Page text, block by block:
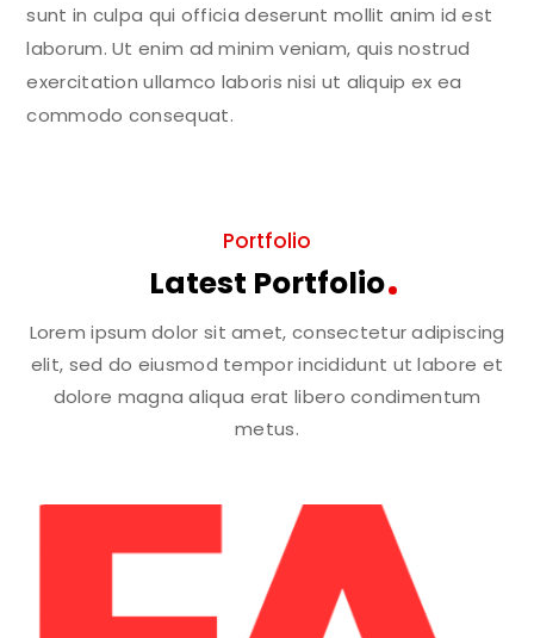
sunt in culpa qui officia deserunt mollit anim id est
laborum. Ut enim ad minim veniam, quis nostrud
exercitation ullamco laboris nisi ut aliquip ex ea
commodo consequat.
Portfolio
Latest Portfolio
Lorem ipsum dolor sit amet, consectetur adipiscing
elit, sed do eiusmod tempor incididunt ut labore et
dolore magna aliqua erat libero condimentum
metus.